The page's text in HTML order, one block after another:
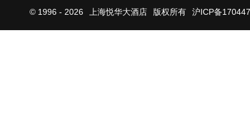
© 1996 - 2026 上海悦华大酒店 版权所有 沪ICP备